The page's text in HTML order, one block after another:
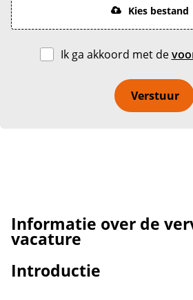
Kies bestand
Ik ga akkoord met de
Verstuur
Informatie over de
vacature
Introductie